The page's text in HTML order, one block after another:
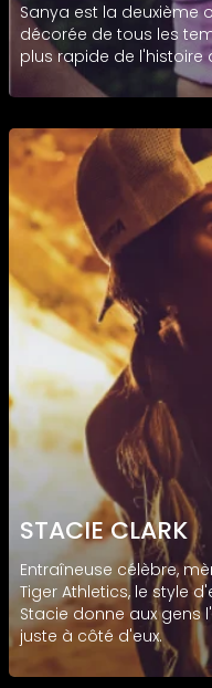
Sanya est la deuxième
décorée de tous les
plus rapide de l'histoire
STACIE CLARK
Entraîneuse célèbre,
Tiger Athletics, le style
Stacie donne aux gens
juste à côté d'eux.